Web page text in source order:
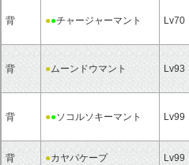
背 ●●チャージャーマント Lv70
背 ●ムーンドウマント Lv93
背 ●●ソコルソキーマント Lv99
背 ●カヤパケープ Lv99